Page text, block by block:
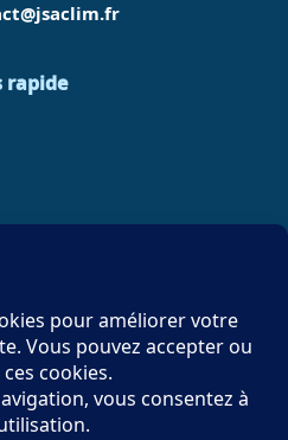
rapide
Tous droits réservés.